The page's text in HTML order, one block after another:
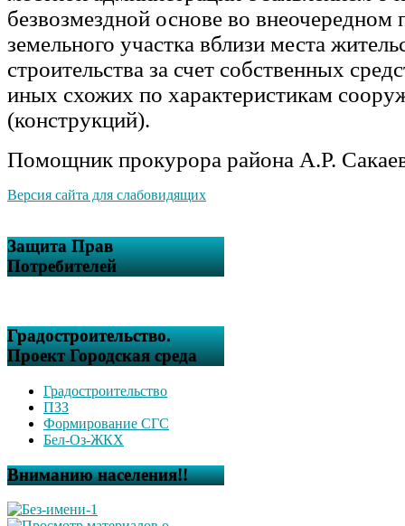
безвозмездной основе во внеочередном
земельного участка вблизи места
строительства за счет собственных
иных схожих по характеристикам
(конструкций).
Помощник прокурора района А.Р.
Версия сайта для слабовидящих
Защита Прав
Потребителей
Градостроительство.
Проект Городская среда
Градостроительство
ПЗЗ
Формирование СГС
Бел-Оз-ЖКХ
Вниманию населения!!